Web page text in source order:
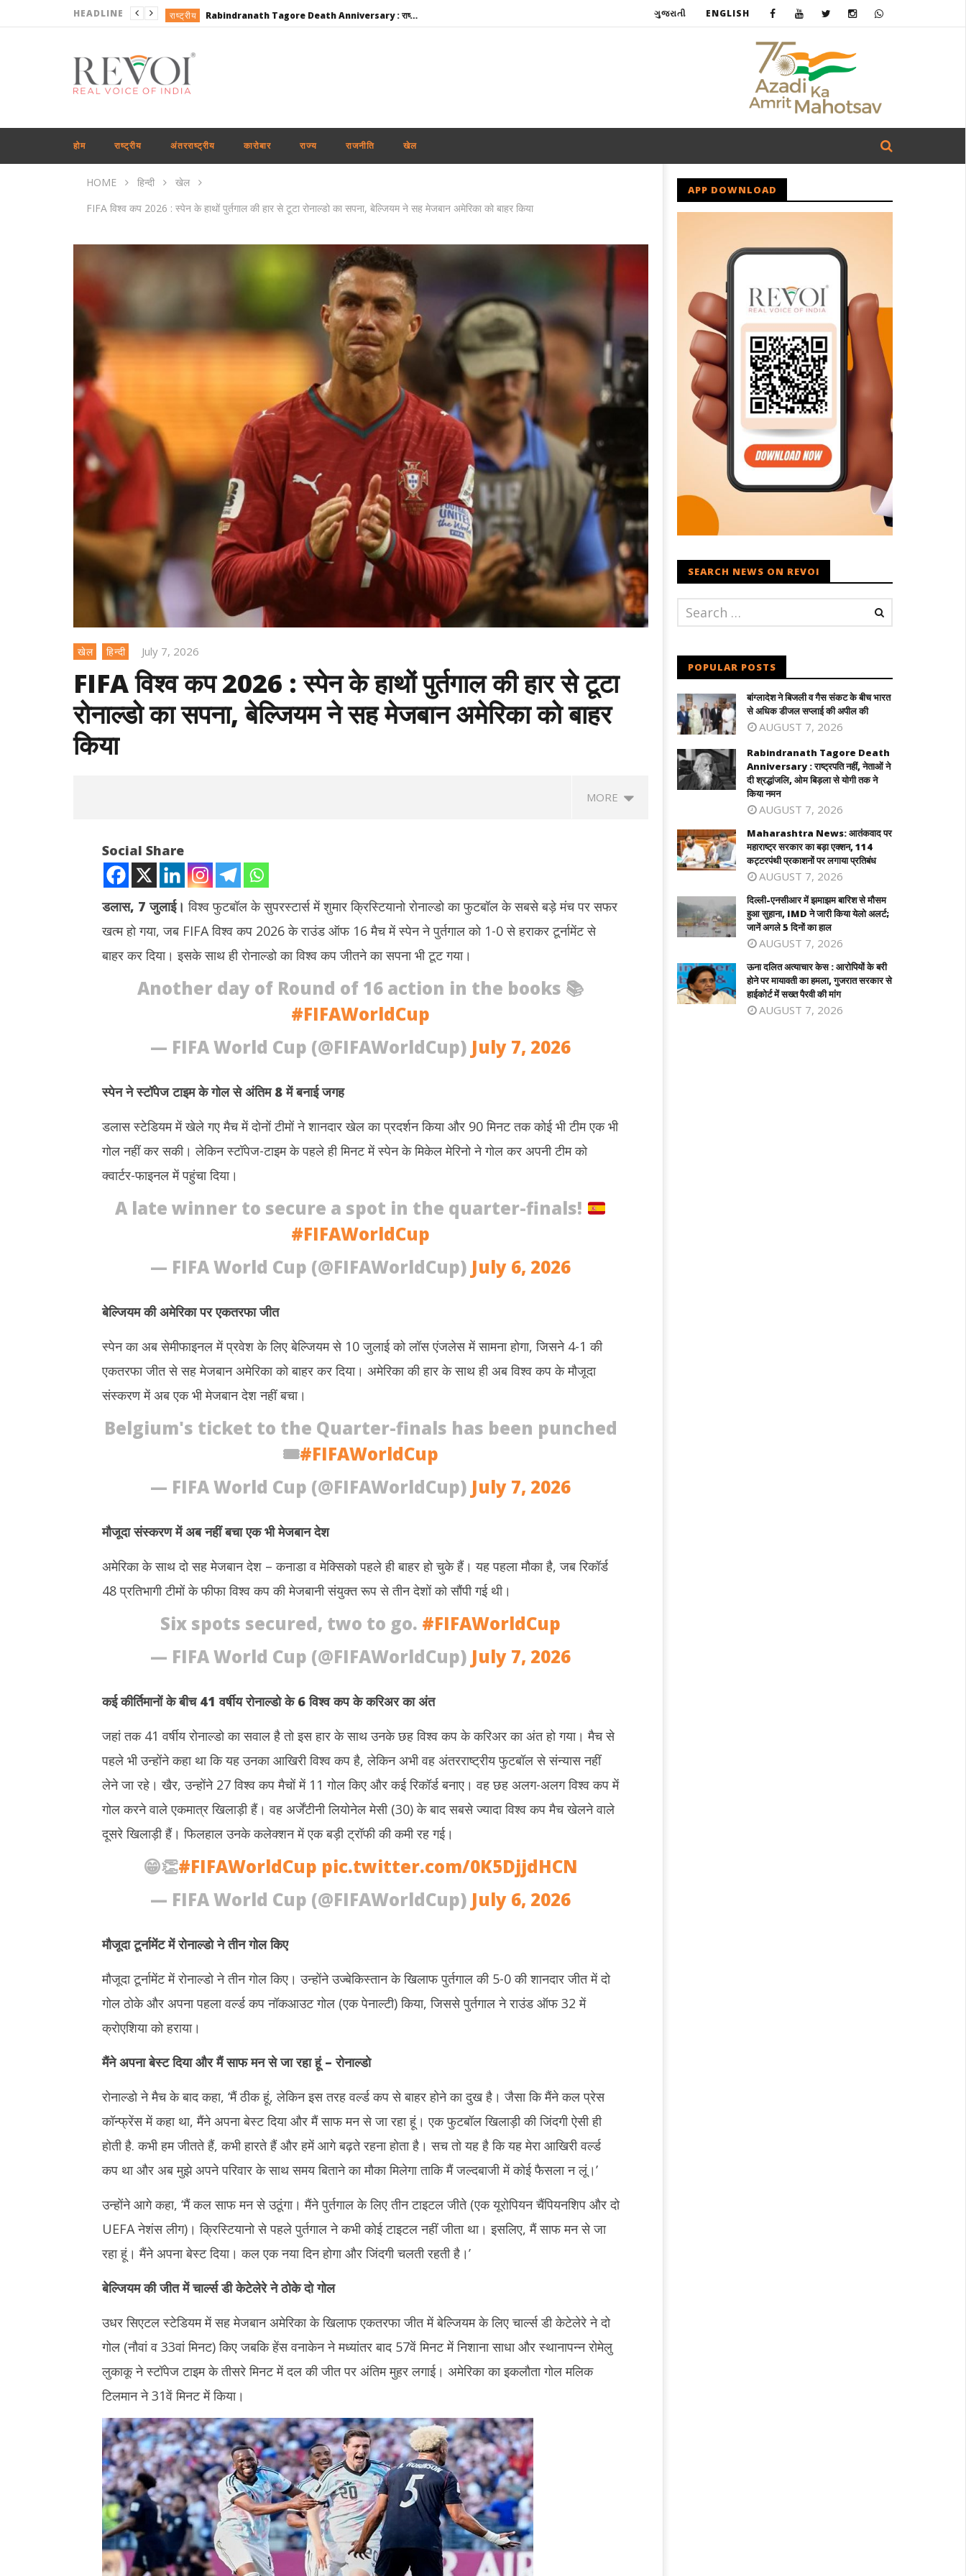
HEADLINE राष्ट्रीय Rabindranath Tagore Death Anniversary : राष्ट्रपति नहीं, नेताओं ने दी श्रद्धांजलि, ओम बिड़ला से योगी तक ने किया नमन
दिल्ली
राष्ट्रीय
उत्तरप्रदेश
कारोबार Share Market Today: गिरावट के साथ खुला शेयर बाजार, सेंसेक्स 267 अंक टूटा, निफ्टी 24,600 के नीचे
अंतरराष्ट्रीय बांग्लादेश ने बिजली व गैस संकट के बीच भारत से अधिक डीजल सप्लाई की अपील की
ગુજરાતી ENGLISH
होम राष्ट्रीय अंतरराष्ट्रीय कारोबार राज्य राजनीति खेल
HOME हिन्दी
खेल
FIFA विश्व कप 2026 : स्पेन के हाथों पुर्तगाल की हार से टूटा रोनाल्डो का सपना, बेल्जियम ने सह मेजबान अमेरिका को बाहर किया
खेल हिन्दी July 7, 2026
FIFA विश्व कप 2026 : स्पेन के हाथों पुर्तगाल की हार से टूटा
रोनाल्डो का सपना, बेल्जियम ने सह मेजबान अमेरिका को बाहर
किया
MORE
NOW VIEWING
हार से टूटा रोनाल्डो का सपना, बेल्जियम ने सह
अधिक डीजल सप्लाई की अपील की
July
Anniversary : राष्ट्रपति नहीं, नेताओं ने दी
श्रद्धांजलि, ओम बिड़ला से योगी तक ने किया नमन
2026
Maharashtra News: आतंकवाद पर
महाराष्ट्र सरकार का बड़ा एक्शन, 114 कट्टरपंथी
प्रकाशनों पर लगाया प्रतिबंध
दिल्ली-एनसीआर में झमाझम बारिश से मौसम हुआ
सुहाना, IMD ने जारी किया येलो अलर्ट; जानें
अगले 5 दिनों का हाल
July
Social Share
डलास, 7 जुलाई।विश्व फुटबॉल के सुपरस्टार्स में शुमार क्रिस्टियानो रोनाल्डो का फुटबॉल के सबसे बड़े मंच पर सफर
खत्म हो गया, जब FIFA विश्व कप 2026 के राउंड ऑफ 16 मैच में स्पेन ने पुर्तगाल को 1-0 से हराकर टूर्नामेंट से
बाहर कर दिया। इसके साथ ही रोनाल्डो का विश्व कप जीतने का सपना भी टूट गया।
Another day of Round of 16 action in the books 📚
#FIFAWorldCup
— FIFA World Cup (@FIFAWorldCup) July 7, 2026
स्पेन ने स्टॉपेज टाइम के गोल से अंतिम 8 में बनाई जगह
डलास स्टेडियम में खेले गए मैच में दोनों टीमों ने शानदार खेल का प्रदर्शन किया और 90 मिनट तक कोई भी टीम एक भी
गोल नहीं कर सकी। लेकिन स्टॉपेज-टाइम के पहले ही मिनट में स्पेन के मिकेल मेरिनो ने गोल कर अपनी टीम को
क्वार्टर-फाइनल में पहुंचा दिया।
A late winner to secure a spot in the quarter-finals!
#FIFAWorldCup
— FIFA World Cup (@FIFAWorldCup) July 6, 2026
बेल्जियम की अमेरिका पर एकतरफा जीत
स्पेन का अब सेमीफाइनल में प्रवेश के लिए बेल्जियम से 10 जुलाई को लॉस एंजलेस में सामना होगा, जिसने 4-1 की
एकतरफा जीत से सह मेजबान अमेरिका को बाहर कर दिया। अमेरिका की हार के साथ ही अब विश्व कप के मौजूदा
संस्करण में अब एक भी मेजबान देश नहीं बचा।
Belgium's ticket to the Quarter-finals has been punched
🎟️#FIFAWorldCup
— FIFA World Cup (@FIFAWorldCup) July 7, 2026
मौजूदा संस्करण में अब नहीं बचा एक भी मेजबान देश
अमेरिका के साथ दो सह मेजबान देश – कनाडा व मेक्सिको पहले ही बाहर हो चुके हैं। यह पहला मौका है, जब रिकॉर्ड
48 प्रतिभागी टीमों के फीफा विश्व कप की मेजबानी संयुक्त रूप से तीन देशों को सौंपी गई थी।
Six spots secured, two to go. #FIFAWorldCup
— FIFA World Cup (@FIFAWorldCup) July 7, 2026
कई कीर्तिमानों के बीच 41 वर्षीय रोनाल्डो के 6 विश्व कप के करिअर का अंत
जहां तक 41 वर्षीय रोनाल्डो का सवाल है तो इस हार के साथ उनके छह विश्व कप के करिअर का अंत हो गया। मैच से
पहले भी उन्होंने कहा था कि यह उनका आखिरी विश्व कप है, लेकिन अभी वह अंतरराष्ट्रीय फुटबॉल से संन्यास नहीं
लेने जा रहे। खैर, उन्होंने 27 विश्व कप मैचों में 11 गोल किए और कई रिकॉर्ड बनाए। वह छह अलग-अलग विश्व कप में
गोल करने वाले एकमात्र खिलाड़ी हैं। वह अर्जेंटीनी लियोनेल मेसी (30) के बाद सबसे ज्यादा विश्व कप मैच खेलने वाले
दूसरे खिलाड़ी हैं। फिलहाल उनके कलेक्शन में एक बड़ी ट्रॉफी की कमी रह गई।
😁👏#FIFAWorldCup pic.twitter.com/0K5DjjdHCN
— FIFA World Cup (@FIFAWorldCup) July 6, 2026
मौजूदा टूर्नामेंट में रोनाल्डो ने तीन गोल किए
मौजूदा टूर्नामेंट में रोनाल्डो ने तीन गोल किए। उन्होंने उज्बेकिस्तान के खिलाफ पुर्तगाल की 5-0 की शानदार जीत में दो
गोल ठोके और अपना पहला वर्ल्ड कप नॉकआउट गोल (एक पेनाल्टी) किया, जिससे पुर्तगाल ने राउंड ऑफ 32 में
क्रोएशिया को हराया।
मैंने अपना बेस्ट दिया और मैं साफ मन से जा रहा हूं – रोनाल्डो
रोनाल्डो ने मैच के बाद कहा, ‘मैं ठीक हूं, लेकिन इस तरह वर्ल्ड कप से बाहर होने का दुख है। जैसा कि मैंने कल प्रेस
कॉन्फ्रेंस में कहा था, मैंने अपना बेस्ट दिया और मैं साफ मन से जा रहा हूं। एक फुटबॉल खिलाड़ी की जिंदगी ऐसी ही
होती है. कभी हम जीतते हैं, कभी हारते हैं और हमें आगे बढ़ते रहना होता है। सच तो यह है कि यह मेरा आखिरी वर्ल्ड
कप था और अब मुझे अपने परिवार के साथ समय बिताने का मौका मिलेगा ताकि मैं जल्दबाजी में कोई फैसला न लूं।’
उन्होंने आगे कहा, ‘मैं कल साफ मन से उठूंगा। मैंने पुर्तगाल के लिए तीन टाइटल जीते (एक यूरोपियन चैंपियनशिप और दो
UEFA नेशंस लीग)। क्रिस्टियानो से पहले पुर्तगाल ने कभी कोई टाइटल नहीं जीता था। इसलिए, मैं साफ मन से जा
रहा हूं। मैंने अपना बेस्ट दिया। कल एक नया दिन होगा और जिंदगी चलती रहती है।’
बेल्जियम की जीत में चार्ल्स डी केटेलेरे ने ठोके दो गोल
उधर सिएटल स्टेडियम में सह मेजबान अमेरिका के खिलाफ एकतरफा जीत में बेल्जियम के लिए चार्ल्स डी केटेलेरे ने दो
गोल (नौवां व 33वां मिनट) किए जबकि हेंस वनाकेन ने मध्यांतर बाद 57वें मिनट में निशाना साधा और स्थानापन्न रोमेलु
लुकाकू ने स्टॉपेज टाइम के तीसरे मिनट में दल की जीत पर अंतिम मुहर लगाई। अमेरिका का इकलौता गोल मलिक
टिलमान ने 31वें मिनट में किया।
APP DOWNLOAD
SEARCH NEWS ON REVOI
POPULAR POSTS
बांग्लादेश ने बिजली व गैस संकट के बीच भारत
से अधिक डीजल सप्लाई की अपील की
AUGUST 7, 2026
Rabindranath Tagore Death
Anniversary : राष्ट्रपति नहीं, नेताओं ने
दी श्रद्धांजलि, ओम बिड़ला से योगी तक ने
किया नमन
AUGUST 7, 2026
Maharashtra News: आतंकवाद पर
महाराष्ट्र सरकार का बड़ा एक्शन, 114
कट्टरपंथी प्रकाशनों पर लगाया प्रतिबंध
AUGUST 7, 2026
दिल्ली-एनसीआर में झमाझम बारिश से मौसम
हुआ सुहाना, IMD ने जारी किया येलो अलर्ट;
जानें अगले 5 दिनों का हाल
AUGUST 7, 2026
ऊना दलित अत्याचार केस : आरोपियों के बरी
होने पर मायावती का हमला, गुजरात सरकार से
हाईकोर्ट में सख्त पैरवी की मांग
AUGUST 7, 2026